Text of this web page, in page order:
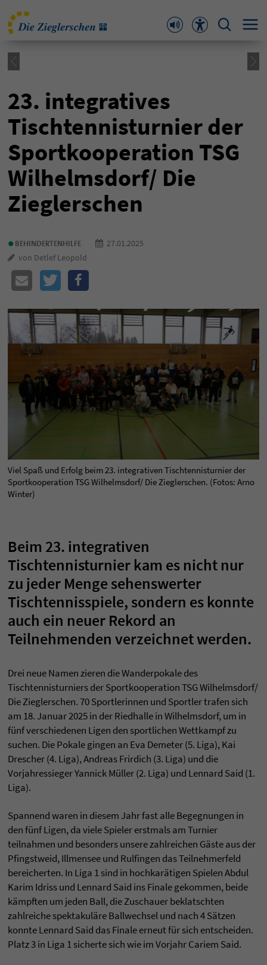
23. integratives
Tischtennisturnier der
Sportkooperation TSG
Wilhelmsdorf/ Die
Zieglerschen
• BEHINDERTENHILFE
27.01.2025
von Detlef Leopold
Viel Spaß und Erfolg beim 23. integrativen Tischtennisturnier der
Sportkooperation TSG Wilhelmsdorf/ Die Zieglerschen. (Fotos: Arno
Winter)
Beim 23. integrativen
Tischtennisturnier kam es nicht nur
zu jeder Menge sehenswerter
Tischtennisspiele, sondern es konnte
auch ein neuer Rekord an
Teilnehmenden verzeichnet werden.
Drei neue Namen zieren die Wanderpokale des
Tischtennisturniers der Sportkooperation TSG Wilhelmsdorf/
Die Zieglerschen. 70 Sportlerinnen und Sportler trafen sich
am 18. Januar 2025 in der Riedhalle in Wilhelmsdorf, um in
fünf verschiedenen Ligen den sportlichen Wettkampf zu
suchen. Die Pokale gingen an Eva Demeter (5. Liga), Kai
Drescher (4. Liga), Andreas Frirdich (3. Liga) und die
Vorjahressieger Yannick Müller (2. Liga) und Lennard Said (1.
Liga).
Spannend waren in diesem Jahr fast alle Begegnungen in
den fünf Ligen, da viele Spieler erstmals am Turnier
teilnahmen und besonders unsere zahlreichen Gäste aus der
Pfingstweid, Illmensee und Rulfingen das Teilnehmerfeld
bereicherten. In Liga 1 sind in hochkarätigen Spielen Abdul
Karim Idriss und Lennard Said ins Finale gekommen, beide
kämpften um jeden Ball, die Zuschauer beklatschten
zahlreiche spektakuläre Ballwechsel und nach 4 Sätzen
konnte Lennard Said das Finale erneut für sich entscheiden.
Platz 3 in Liga 1 sicherte sich wie im Vorjahr Cariem Said.